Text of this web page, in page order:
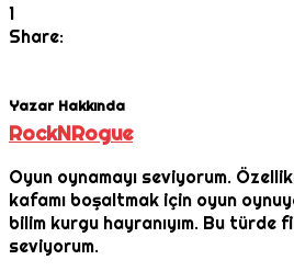
1
Share:
Yazar Hakkında
RockNRogue
Oyun oynamayı seviyorum.
kafamı boşaltmak için oyun
bilim kurgu hayranıyım. Bu türde
seviyorum.